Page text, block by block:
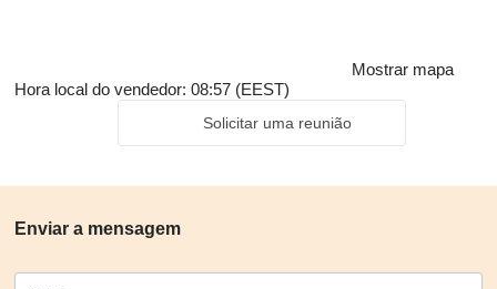
Mostrar mapa
Hora local do vendedor: 08:57 (EEST)
Solicitar uma reunião
Enviar a mensagem